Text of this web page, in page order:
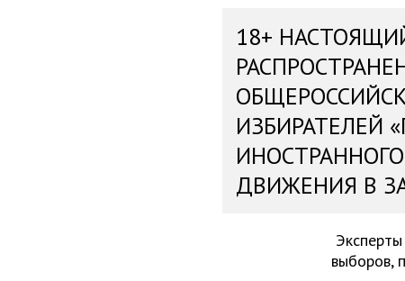
18+
ИЗБИРАТЕЛЕЙ
ДВИЖЕНИЯ В
выборов,